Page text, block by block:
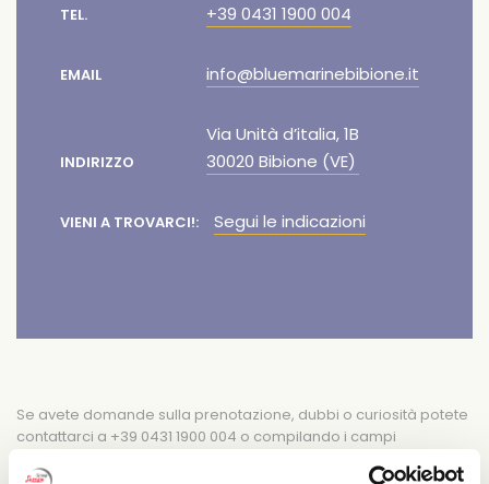
TEL. +39 0431 1900 004
EMAIL info@bluemarinebibione.it
INDIRIZZO
Via Unità d’italia, 1B
30020 Bibione (VE)
VIENI A TROVARCI!: Segui le indicazioni
Se avete domande sulla prenotazione, dubbi o curiosità potete
contattarci a +39 0431 1900 004 o compilando i campi